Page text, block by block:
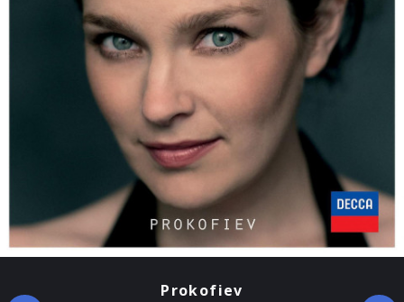
Prokofiev